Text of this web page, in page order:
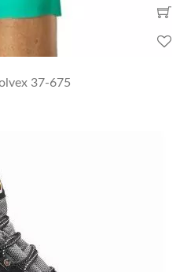
37-675